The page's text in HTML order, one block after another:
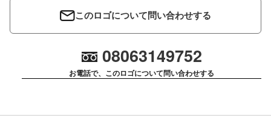
このロゴについて問い合わせする
08063149752
お電話で、このロゴについて問い合わせする